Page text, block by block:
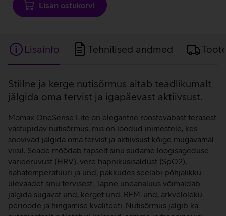
Lisan ostukorvi
Lisainfo Tehnilised andmed
Lisainfo
Stiilne ja kerge nutisõrmus aitab teadlikumalt
jälgida oma tervist ja igapäevast aktiivsust.
Momax OneSense Lite on elegantne roostevabast terasest
vastupidav nutisõrmus, mis on loodud inimestele, kes
soovivad jälgida oma tervist ja aktiivsust kõige mugavamal
viisil. Seade mõõdab täpselt sinu südame löögisageduse
varieeruvust (HRV), vere hapnikusisaldust (SpO2),
nahatemperatuuri ja und, pakkudes seeläbi põhjalikku
ülevaadet sinu tervisest. Täpne uneanalüüs võimaldab
jälgida sügavat und, kerget und, REM-und, ärkveloleku
perioode ja hingamise kvaliteeti. Nutisõrmus jälgib ka